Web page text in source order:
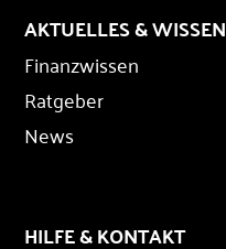
AKTUELLES & WISSEN
Finanzwissen
Ratgeber
News
HILFE & KONTAKT